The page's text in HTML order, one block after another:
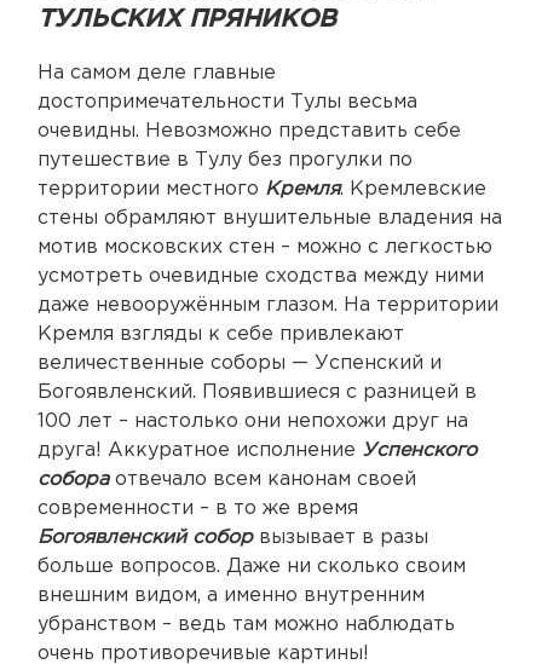
ТУЛЬСКИХ ПРЯНИКОВ
На самом деле главные
достопримечательности Тулы весьма
очевидны. Невозможно представить себе
путешествие в Тулу без прогулки по
территории местного Кремля. Кремлевские
стены обрамляют внушительные владения на
мотив московских стен – можно с легкостью
усмотреть очевидные сходства между ними
даже невооружённым глазом. На территории
Кремля взгляды к себе привлекают
величественные соборы — Успенский и
Богоявленский. Появившиеся с разницей в
100 лет – настолько они непохожи друг на
друга! Аккуратное исполнение Успенского
собораотвечало всем канонам своей
современности – в то же время
Богоявленский соборвызывает в разы
больше вопросов. Даже ни сколько своим
внешним видом, а именно внутренним
убранством – ведь там можно наблюдать
очень противоречивые картины!